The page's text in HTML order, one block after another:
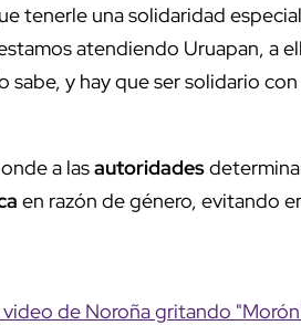
tenerle una solidaridad
atendiendo Uruapan, a
y hay que ser solidario
a lasautoridades
en razón de género, evitando
de Noroña gritando